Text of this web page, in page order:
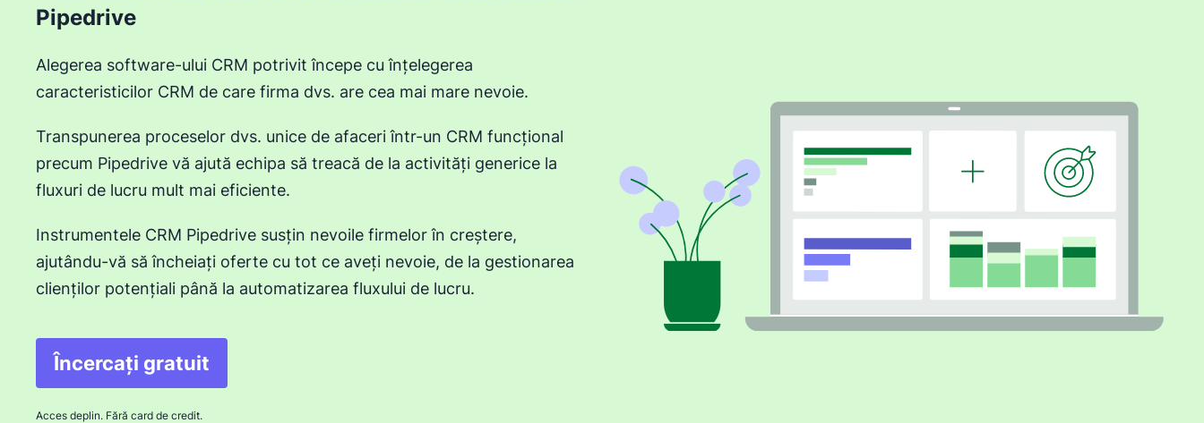
Pipedrive
Alegerea software-ului CRM potrivit începe cu înțelegerea
caracteristicilor CRM de care firma dvs. are cea mai mare nevoie.
Transpunerea proceselor dvs. unice de afaceri într-un CRM funcțional
precum Pipedrive vă ajută echipa să treacă de la activități generice la
fluxuri de lucru mult mai eficiente.
Instrumentele CRM Pipedrive susțin nevoile firmelor în creștere,
ajutându-vă să încheiați oferte cu tot ce aveți nevoie, de la gestionarea
clienților potențiali până la automatizarea fluxului de lucru.
Încercați gratuit
Acces deplin. Fără card de credit.